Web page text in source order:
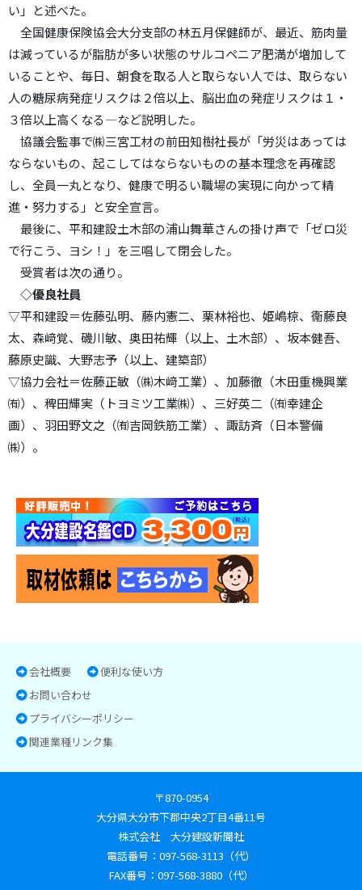
い」と述べた。
全国健康保険協会大分支部の林五月保健師が、最近、筋肉量
は減っているが脂肪が多い状態のサルコペニア肥満が増加して
いることや、毎日、朝食を取る人と取らない人では、取らない
人の糖尿病発症リスクは２倍以上、脳出血の発症リスクは１・
３倍以上高くなる―など説明した。
協議会監事で㈱三宮工材の前田知樹社長が「労災はあっては
ならないもの、起こしてはならないものの基本理念を再確認
し、全員一丸となり、健康で明るい職場の実現に向かって精
進・努力する」と安全宣言。
最後に、平和建設土木部の浦山舞華さんの掛け声で「ゼロ災
で行こう、ヨシ！」を三唱して閉会した。
受賞者は次の通り。
◇優良社員
▽平和建設＝佐藤弘明、藤内憲二、栗林裕也、姫嶋椋、衞藤良
太、森﨑覚、磯川敏、奥田祐輝（以上、土木部）、坂本健吾、
藤原史識、大野志予（以上、建築部）
▽協力会社＝佐藤正敏（㈱木﨑工業）、加藤徹（木田重機興業
㈲）、稗田輝実（トヨミツ工業㈱）、三好英二（㈲幸建企
画）、羽田野文之（㈲吉岡鉄筋工業）、諏訪斉（日本警備
㈱）。
会社概要
便利な使い方
お問い合わせ
プライバシーポリシー
関連業種リンク集
〒870-0954
大分県大分市下郡中央2丁目4番11号
株式会社 大分建設新聞社
電話番号：097-568-3113（代）
FAX番号：097-568-3880（代）